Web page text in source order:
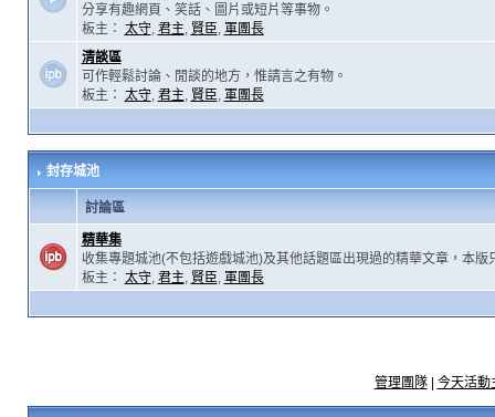
分享有趣網頁、笑話、圖片或短片等事物。
板主： 太守, 君主, 賢臣, 軍團長
清談區
可作輕鬆討論、閒談的地方，惟請言之有物。
板主： 太守, 君主, 賢臣, 軍團長
封存城池
討論區
精華集
收集專題城池(不包括遊戲城池)及其他話題區出現過的精華文章，本版
板主： 太守, 君主, 賢臣, 軍團長
管理團隊| 今天活動